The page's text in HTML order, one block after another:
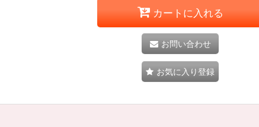
カートに入れる
お問い合わせ
お気に入り登録